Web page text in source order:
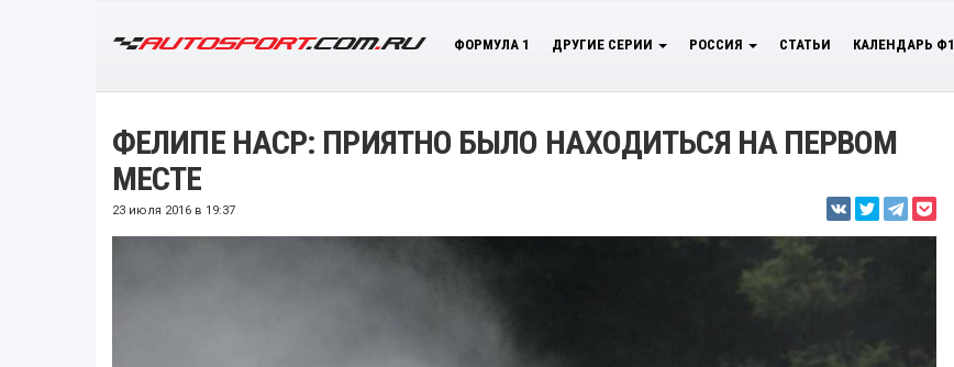
ФОРМУЛА 1 ДРУГИЕ СЕРИИ РОССИЯ СТАТЬИ КАЛЕНДАРЬ Ф1
ФЕЛИПЕ НАСР: ПРИЯТНО БЫЛО НАХОДИТЬСЯ НА ПЕРВОМ
МЕСТЕ
23 июля 2016 в 19:37